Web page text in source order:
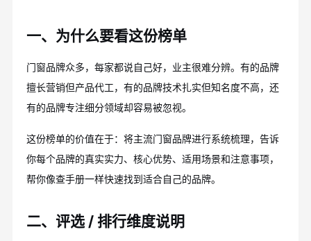
一、为什么要看这份榜单
门窗品牌众多，每家都说自己好，业主很难分辨。有的品牌
擅长营销但产品代工，有的品牌技术扎实但知名度不高，还
有的品牌专注细分领域却容易被忽视。
这份榜单的价值在于：将主流门窗品牌进行系统梳理，告诉
你每个品牌的真实实力、核心优势、适用场景和注意事项，
帮你像查手册一样快速找到适合自己的品牌。
二、评选 / 排行维度说明